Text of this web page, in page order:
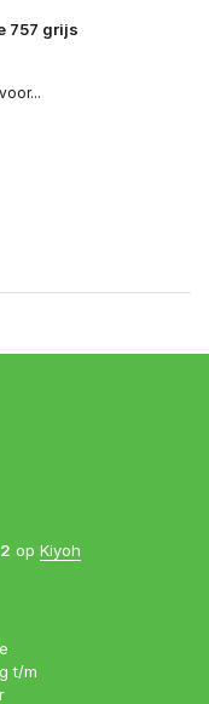
757 grijs
t/m
op Kiyoh